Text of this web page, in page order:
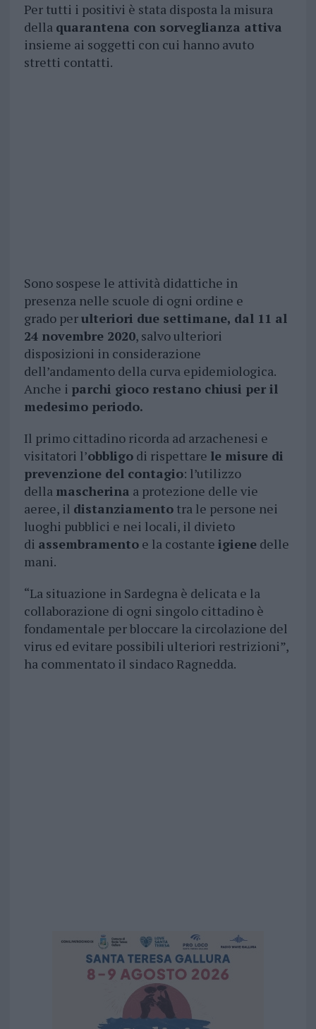
Per tutti i positivi è stata disposta la misura
della quarantena con sorveglianza attiva
insieme ai soggetti con cui hanno avuto
stretti contatti.
Sono sospese le attività didattiche in
presenza nelle scuole di ogni ordine e
grado perulteriori due settimane, dal 11 al
24 novembre 2020, salvo ulteriori
disposizioni in considerazione
dell’andamento della curva epidemiologica.
Anche i parchi gioco restano chiusi per il
medesimo periodo.
Il primo cittadino ricorda ad arzachenesi e
visitatori l’obbligodi rispettare le misure di
prevenzione del contagio: l’utilizzo
della mascherina a protezione delle vie
aeree, il distanziamentotra le persone nei
luoghi pubblici e nei locali, il divieto
di assembramentoe la costante igienedelle
mani.
“La situazione in Sardegna è delicata e la
collaborazione di ogni singolo cittadino è
fondamentale per bloccare la circolazione del
virus ed evitare possibili ulteriori restrizioni”,
ha commentato il sindaco Ragnedda.